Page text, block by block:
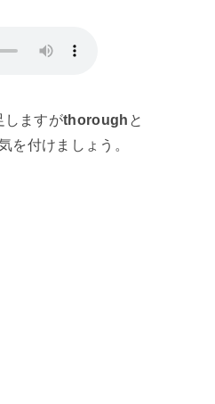
しますがthorough と
を付けましょう。